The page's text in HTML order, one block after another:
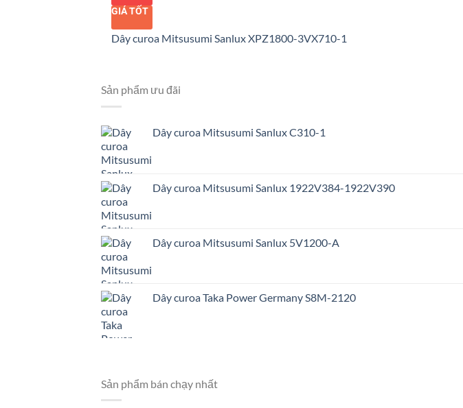
GIÁ TỐT
Dây curoa Mitsusumi Sanlux XPZ1800-3VX710-1
Sản phẩm ưu đãi
Dây curoa Mitsusumi Sanlux C310-1
Dây curoa Mitsusumi Sanlux 1922V384-1922V390
Dây curoa Mitsusumi Sanlux 5V1200-A
Dây curoa Taka Power Germany S8M-2120
Sản phẩm bán chạy nhất